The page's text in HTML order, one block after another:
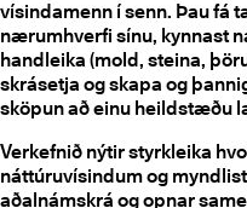
vísindamenn í senn. Þau fá
nærumhverfi sínu, kynnast
handleika (mold, steina,
skrásetja og skapa og
sköpun að einu heildstæðu
Verkefnið nýtir styrkleika
náttúruvísindum og
aðalnámskrá og opnar